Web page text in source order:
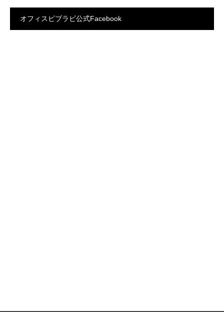
オフィスビブラビ公式Facebook